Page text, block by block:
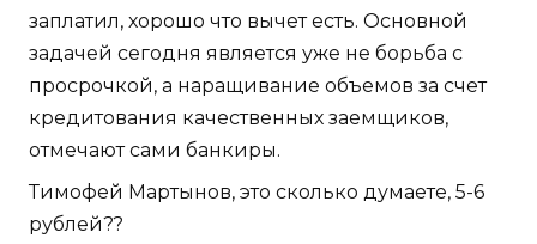
заплатил, хорошо что вычет есть. Основной
задачей сегодня является уже не борьба с
просрочкой, а наращивание объемов за счет
кредитования качественных заемщиков,
отмечают сами банкиры.
Тимофей Мартынов, это сколько думаете, 5-6
рублей??